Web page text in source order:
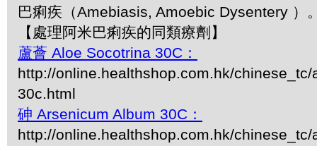
巴痢疾（Amebiasis, Amoebic Dysentery ）
【處理阿米巴痢疾的同類療劑】
蘆薈 Aloe Socotrina 30C：
http://online.healthshop.com.hk/
30c.html
砷 Arsenicum Album 30C：
http://online.healthshop.com.hk/